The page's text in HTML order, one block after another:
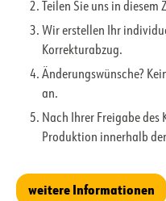
Teilen Sie uns in diesem
Wir erstellen Ihr
Korrekturabzug.
Änderungswünsche?
an.
Nach Ihrer Freigabe
Produktion innerhalb
weitere Informationen